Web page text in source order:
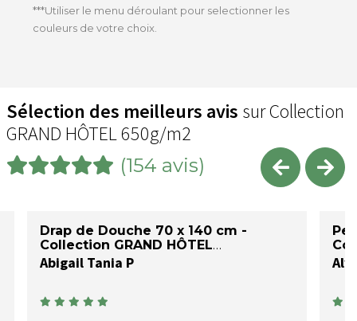
***Utiliser le menu déroulant pour selectionner les
couleurs de votre choix.
Sélection des meilleurs avis sur Collection
GRAND HÔTEL 650g/m2
(154 avis)
Drap de Douche 70 x 140 cm -
Collection GRAND HÔTEL
Abigail Tania P